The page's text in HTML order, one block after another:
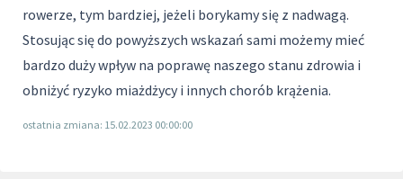
rowerze, tym bardziej, jeżeli borykamy się z nadwagą.
Stosując się do powyższych wskazań sami możemy mieć
bardzo duży wpływ na poprawę naszego stanu zdrowia i
obniżyć ryzyko miażdżycy i innych chorób krążenia.
ostatnia zmiana: 15.02.2023 00:00:00